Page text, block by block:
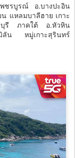
ชรบูรณ์ อ.บางปะอิน
แหลมบาลีฮาย เกาะ
รี ภาคใต้ อ.หัวหิน
ลัน หมู่เกาะสุรินทร์